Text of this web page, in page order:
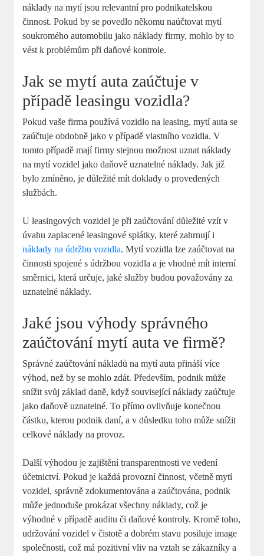
náklady na mytí jsou relevantní pro podnikatelskou
činnost. Pokud by se povedlo někomu naúčtovat mytí
soukromého automobilu jako náklady firmy, mohlo by to
vést k problémům při daňové kontrole.
Jak se mytí auta zaúčtuje v
případě leasingu vozidla?
Pokud vaše firma používá vozidlo na leasing, mytí auta se
zaúčtuje obdobně jako v případě vlastního vozidla. V
tomto případě mají firmy stejnou možnost uznat náklady
na mytí vozidel jako daňově uznatelné náklady. Jak již
bylo zmíněno, je důležité mít doklady o provedených
službách.
U leasingových vozidel je při zaúčtování důležité vzít v
úvahu zaplacené leasingové splátky, které zahrnují i
náklady na údržbu vozidla. Mytí vozidla lze zaúčtovat na
činnosti spojené s údržbou vozidla a je vhodné mít interní
směrnici, která určuje, jaké služby budou považovány za
uznatelné náklady.
Jaké jsou výhody správného
zaúčtování mytí auta ve firmě?
Správné zaúčtování nákladů na mytí auta přináší více
výhod, než by se mohlo zdát. Především, podnik může
snížit svůj základ daně, když související náklady zaúčtuje
jako daňově uznatelné. To přímo ovlivňuje konečnou
částku, kterou podnik daní, a v důsledku toho může snížit
celkové náklady na provoz.
Další výhodou je zajištění transparentnosti ve vedení
účetnictví. Pokud je každá provozní činnost, včetně mytí
vozidel, správně zdokumentována a zaúčtována, podnik
může jednoduše prokázat všechny náklady, což je
výhodné v případě auditu či daňové kontroly. Kromě toho,
udržování vozidel v čistotě a dobrém stavu posiluje image
společnosti, což má pozitivní vliv na vztah se zákazníky a